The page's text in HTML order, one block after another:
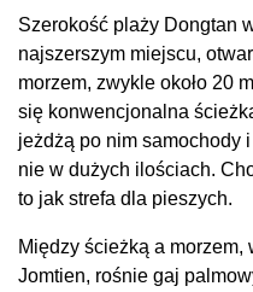
Szerokość plaży Dongtan
najszerszym miejscu,
morzem, zwykle około 20
się konwencjonalna
jeżdżą po nim samochody
nie w dużych ilościach.
to jak strefa dla pieszych.
Między ścieżką a
Jomtien, rośnie gaj